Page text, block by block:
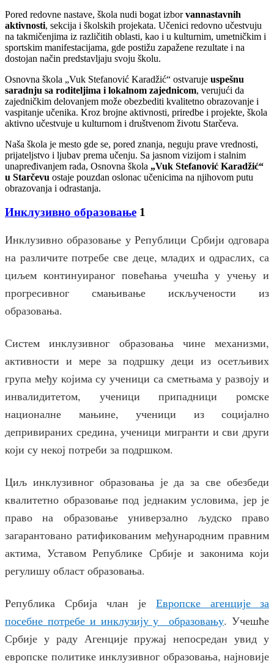
Pored redovne nastave, škola nudi bogat izborvannastavnih
aktivnosti, sekcija i školskih projekata. Učenici redovno učestvuju
na takmičenjima iz različitih oblasti, kao i u kulturnim, umetničkim i
sportskim manifestacijama, gde postižu zapažene rezultate i na
dostojan način predstavljaju svoju školu.
Osnovna škola „Vuk Stefanović Karadžić“ ostvaruje uspešnu
saradnju sa roditeljima i lokalnom zajednicom, verujući da
zajedničkim delovanjem može obezbediti kvalitetno obrazovanje i
vaspitanje učenika. Kroz brojne aktivnosti, priredbe i projekte, škola
aktivno učestvuje u kulturnom i društvenom životu Starčeva.
Naša škola je mesto gde se, pored znanja, neguju prave vrednosti,
prijateljstvo i ljubav prema učenju. Sa jasnom vizijom i stalnim
unapređivanjem rada, Osnovna škola „Vuk Stefanović Karadžić“
u Starčevu ostaje pouzdan oslonac učenicima na njihovom putu
obrazovanja i odrastanja.
Инклузивно образовање 1
Инклузивно образовање у Републици Србији одговара
на различите потребе све деце, младих и одраслих, са
циљем континуираног повећања учешћа у учењу и
прогресивног смањивање искључености из
образовања.
Систем инклузивног образовања чине механизми,
активности и мере за подршку деци из осетљивих
група међу којима су ученици са сметњама у развоју и
инвалидитетом, ученици припадници ромске
националне мањине, ученици из социјално
депривираних средина, ученици мигранти и сви други
који су некој потреби за подршком.
Циљ инклузивног образовања је да за све обезбеди
квалитетно образовање под једнаким условима, јер је
право на образовање универзално људско право
загарантовано ратификованим међународним правним
актима, Уставом Републике Србије и законима који
регулишу област образовања.
Република Србија члан је Европске агенције за
посебне потребе и инклузију у образовању. Учешће
Србије у раду Агенције пружај непосредан увид у
европске политике инклузивног образовања, најновије